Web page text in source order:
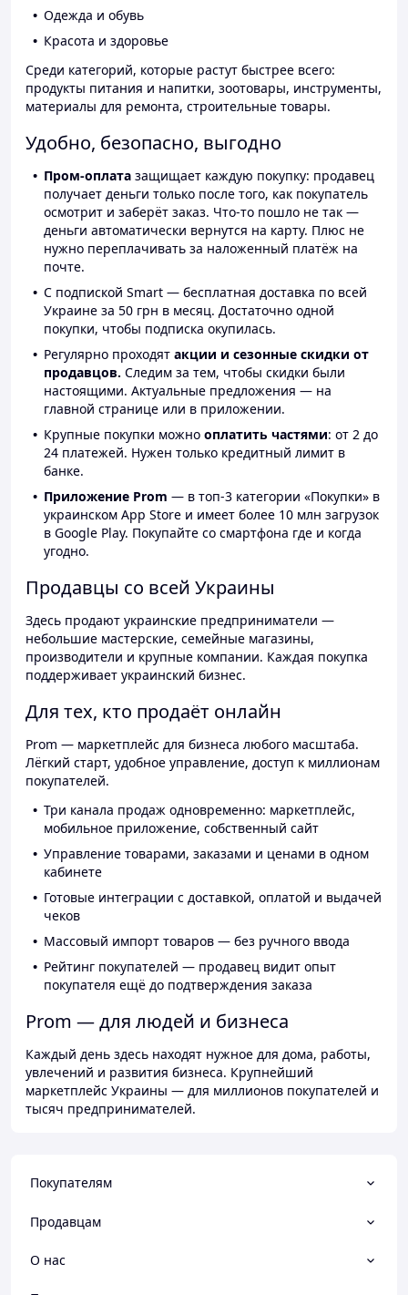
Одежда и обувь
Красота и здоровье
Среди категорий, которые растут быстрее всего:
продукты питания и напитки, зоотовары, инструменты,
материалы для ремонта, строительные товары.
Удобно, безопасно, выгодно
Пром-оплата защищает каждую покупку: продавец
получает деньги только после того, как покупатель
осмотрит и заберёт заказ. Что-то пошло не так —
деньги автоматически вернутся на карту. Плюс не
нужно переплачивать за наложенный платёж на
почте.
С подпиской Smart — бесплатная доставка по всей
Украине за 50 грн в месяц. Достаточно одной
покупки, чтобы подписка окупилась.
Регулярно проходят акции и сезонные скидки от
продавцов. Следим за тем, чтобы скидки были
настоящими. Актуальные предложения — на
главной странице или в приложении.
Крупные покупки можно оплатить частями: от 2 до
24 платежей. Нужен только кредитный лимит в
банке.
Приложение Prom — в топ-3 категории «Покупки» в
украинском App Store и имеет более 10 млн загрузок
в Google Play. Покупайте со смартфона где и когда
угодно.
Продавцы со всей Украины
Здесь продают украинские предприниматели —
небольшие мастерские, семейные магазины,
производители и крупные компании. Каждая покупка
поддерживает украинский бизнес.
Для тех, кто продаёт онлайн
Prom — маркетплейс для бизнеса любого масштаба.
Лёгкий старт, удобное управление, доступ к миллионам
покупателей.
Три канала продаж одновременно: маркетплейс,
мобильное приложение, собственный сайт
Управление товарами, заказами и ценами в одном
кабинете
Готовые интеграции с доставкой, оплатой и выдачей
чеков
Массовый импорт товаров — без ручного ввода
Рейтинг покупателей — продавец видит опыт
покупателя ещё до подтверждения заказа
Prom — для людей и бизнеса
Каждый день здесь находят нужное для дома, работы,
увлечений и развития бизнеса. Крупнейший
маркетплейс Украины — для миллионов покупателей и
тысяч предпринимателей.
Покупателям
Продавцам
О нас